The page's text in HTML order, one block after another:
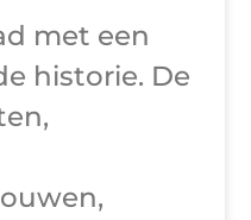
met een
historie. De